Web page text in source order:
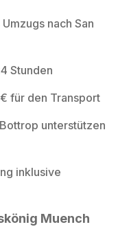
nach San
Stunden
für den Transport
unterstützen
inklusive
Muench